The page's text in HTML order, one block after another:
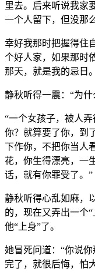
里去。后来听说我家
一个人留下，但没那
幸好我那时把握得住
个好人家，如果那时
那天，就是我的忌日
静秋听得一震：“为
“一个女孩子，被人
你？就算要了你，到
下作你，不把你当人
花，你生得漂亮，一
话，就有你罪受了。”
静秋听得心乱如麻，
的，现在又弄出一个
他“上身”了。
她冒死问道：“你说
完了，就很后悔，怕